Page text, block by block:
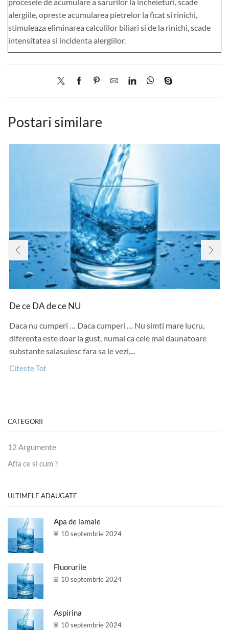
alergiile, opreste acumularea pietrelor la ficat si rinichi,
stimuleaza eliminarea calculilor biliari si de la rinichi, scade
intensitatea si incidenta alergiilor.
Postari similare
De ce DA de ce NU
Daca nu cumperi … Daca cumperi … Nu simti mare lucru,
diferenta este doar la gust, numai ca cele mai daunatoare
substante salasuiesc fara sa le vezi,...
Citeste Tot
CATEGORII
12 Argumente
Afla ce si cum ?
ULTIMELE ADAUGATE
Apa de lamaie
10 septembrie 2024
Fluorurile
10 septembrie 2024
Aspirina
10 septembrie 2024